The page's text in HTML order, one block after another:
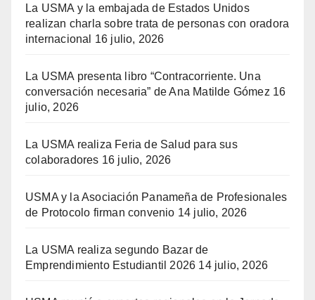
La USMA y la embajada de Estados Unidos
realizan charla sobre trata de personas con oradora
internacional
16 julio, 2026
La USMA presenta libro “Contracorriente. Una
conversación necesaria” de Ana Matilde Gómez 16
julio, 2026
La USMA realiza Feria de Salud para sus
colaboradores 16 julio, 2026
USMA y la Asociación Panameña de Profesionales
de Protocolo firman convenio 14 julio, 2026
La USMA realiza segundo Bazar de
Emprendimiento Estudiantil 2026 14 julio, 2026